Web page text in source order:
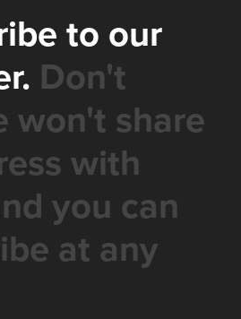
to our
Don't
won't share
with
you can
at any